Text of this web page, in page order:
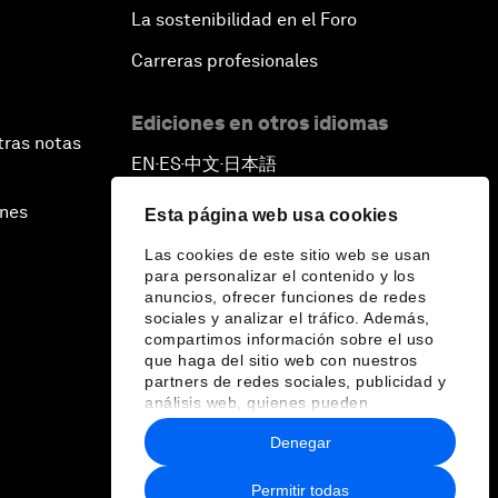
Esta página web usa cookies
Las cookies de este sitio web se usan
para personalizar el contenido y los
anuncios, ofrecer funciones de redes
sociales y analizar el tráfico. Además,
compartimos información sobre el uso
que haga del sitio web con nuestros
partners de redes sociales, publicidad y
análisis web, quienes pueden
combinarla con otra información que les
haya proporcionado o que hayan
recopilado a partir del uso que haya
hecho de sus servicios.
Permitir todas
Denegar
notas
La sostenibilidad en el Foro
Carreras profesionales
Ediciones en otros idiomas
EN ▪ ES▪中文▪ 日本語